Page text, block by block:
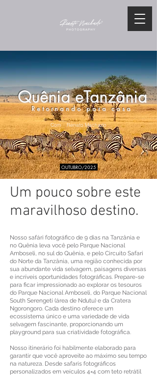
Quênia eTanzânia
Retornando para casa
Com Renato Machado
OUTUBRO/2025
Um pouco sobre este
maravilhoso destino.
Nosso safári fotográfico de 9 dias na Tanzânia e
no Quênia leva você pelo Parque Nacional
Amboseli, no sul do Quênia, e pelo Circuito Safari
do Norte da Tanzânia, uma região conhecida por
sua abundante vida selvagem, paisagens diversas
e incríveis oportunidades fotográficas. Prepare-se
para ficar impressionado ao explorar os tesouros
do Parque Nacional Amboseli, do Parque Nacional
South Serengeti (área de Ndutu) e da Cratera
Ngorongoro. Cada destino oferece um
ecossistema único e uma variedade de vida
selvagem fascinante, proporcionando um
playground para sua criatividade fotográfica.
Nosso itinerário foi habilmente elaborado para
garantir que você aproveite ao máximo seu tempo
na natureza. Desde safaris fotográficos
personalizados em veículos 4×4 com teto retrátil